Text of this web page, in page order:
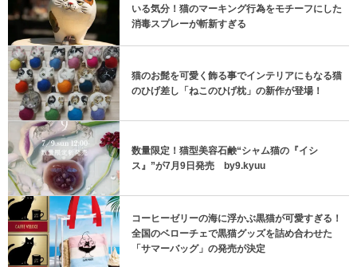
いる気分！猫のマーキング行為をモチーフにした
消毒スプレーが斬新すぎる
猫のお髭を可愛く飾る事でインテリアにもなる猫
のひげ差し「ねこのひげ枕」の新作が登場！
数量限定！猫型美容石鹸“シャム猫の『イシ
ス』”が7月9日発売 by9.kyuu
コーヒーゼリーの海に浮かぶ黒猫が可愛すぎる！
全国のベローチェで黒猫グッズを詰め合わせた
「サマーバッグ」の発売が決定